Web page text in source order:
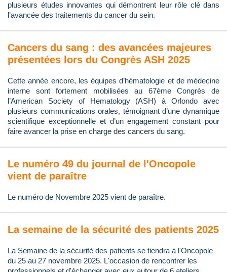
plusieurs études innovantes qui démontrent leur rôle clé dans
l’avancée des traitements du cancer du sein.
Cancers du sang : des avancées majeures
présentées lors du Congrès ASH 2025
Cette année encore, les équipes d’hématologie et de médecine
interne sont fortement mobilisées au 67ème Congrès de
l’American Society of Hematology (ASH) à Orlondo avec
plusieurs communications orales, témoignant d’une dynamique
scientifique exceptionnelle et d’un engagement constant pour
faire avancer la prise en charge des cancers du sang.
Le numéro 49 du journal de l'Oncopole
vient de paraître
Le numéro de Novembre 2025 vient de paraître.
La semaine de la sécurité des patients 2025
La Semaine de la sécurité des patients se tiendra à l'Oncopole
du 25 au 27 novembre 2025. L'occasion de rencontrer les